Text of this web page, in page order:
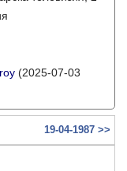
(2025-07-03
19-04-1987 >>